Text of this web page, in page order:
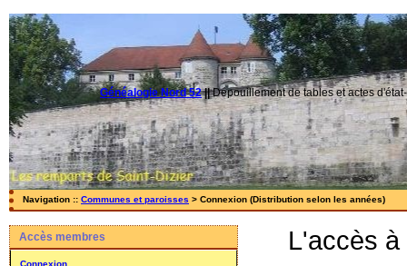
Généalogie Nord 52||Dépouillement de tables et actes
Navigation :: Communes et paroisses > Connexion (Distribution selon les années)
Accès membres
Connexion
L'accès